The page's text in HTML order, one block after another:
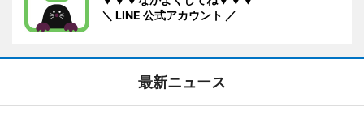
＼ LINE 公式アカウント ／
最新ニュース